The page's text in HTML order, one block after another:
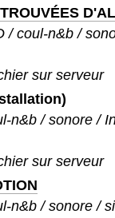
/ coul-n&b /
sur serveur
n&b / sonore /
sur serveur
n&b / sonore /